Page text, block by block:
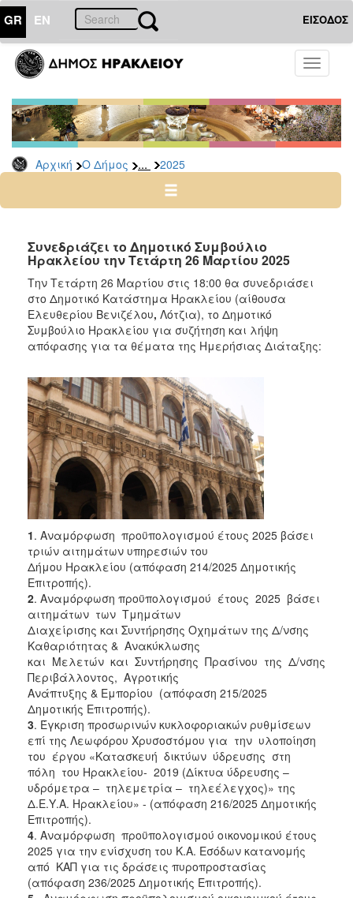
GR EN ΕΙΣΟΔΟΣ
Toggle
Αρχική Ο Δήμος ... 2025
ΔΗΜΟΣ
Δελτία
Τύπου
Αρχείο
2026
2024
2022
2021
2020
2019
2018
2017
2016
2015
2013
2012
2011
2010
2006
ΤΟΠΟΣ
ΠΟΛΙΤΙΣΜΟΣ
ΑΝΘΕΚΤΙΚΗ
ΠΟΛΗ
Συνεδριάζει το Δημοτικό Συμβούλιο
Ηρακλείου την Τετάρτη 26 Μαρτίου 2025
Την Τετάρτη 26 Μαρτίου στις 18:00 θα συνεδριάσει
στο Δημοτικό Κατάστημα Ηρακλείου (αίθουσα
Ελευθερίου Βενιζέλου, Λότζια), το Δημοτικό
Συμβούλιο Ηρακλείου για συζήτηση και λήψη
απόφασης για τα θέματα της Ημερήσιας Διάταξης:
1. Αναμόρφωση προϋπολογισμού έτους 2025 βάσει
τριών αιτημάτων υπηρεσιών του
Δήμου Ηρακλείου (απόφαση 214/2025 Δημοτικής
Επιτροπής).
2. Αναμόρφωση προϋπολογισμού έτους 2025 βάσει
αιτημάτων των Τμημάτων
Διαχείρισης και Συντήρησης Οχημάτων της Δ/νσης
Καθαριότητας & Ανακύκλωσης
και Μελετών και Συντήρησης Πρασίνου της Δ/νσης
Περιβάλλοντος, Αγροτικής
Ανάπτυξης & Εμπορίου (απόφαση 215/2025
Δημοτικής Επιτροπής).
3. Έγκριση προσωρινών κυκλοφοριακών ρυθμίσεων
επί της Λεωφόρου Χρυσοστόμου για την υλοποίηση
του έργου «Κατασκευή δικτύων ύδρευσης στη
πόλη του Ηρακλείου- 2019 (Δίκτυα ύδρευσης –
υδρόμετρα – τηλεμετρία – τηλεέλεγχος)» της
Δ.Ε.Υ.Α. Ηρακλείου» - (απόφαση 216/2025 Δημοτικής
Επιτροπής).
4. Αναμόρφωση προϋπολογισμού οικονομικού έτους
2025 για την ενίσχυση του Κ.Α. Εσόδων κατανομής
από ΚΑΠ για τις δράσεις πυροπροστασίας
(απόφαση 236/2025 Δημοτικής Επιτροπής).